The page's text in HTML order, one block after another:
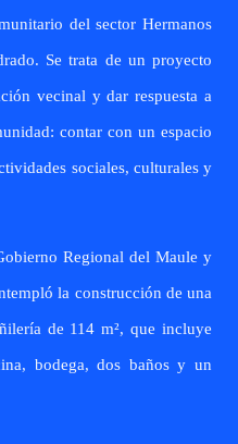
del sector Hermanos
Se trata de un proyecto
vecinal y dar respuesta a
contar con un espacio
sociales, culturales y
Regional del Maule y
la construcción de una
de 114 m², que incluye
bodega, dos baños y un